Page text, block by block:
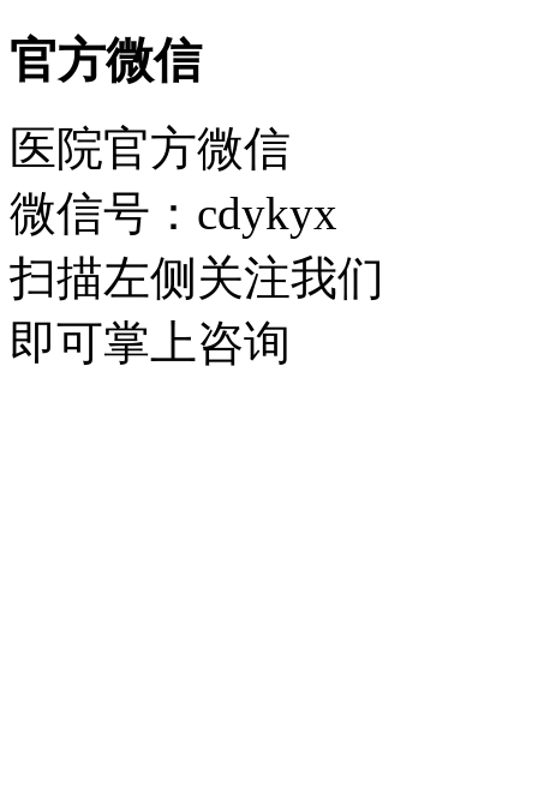
官方微信
医院官方微信
微信号：cdykyx
扫描左侧关注我们
即可掌上咨询